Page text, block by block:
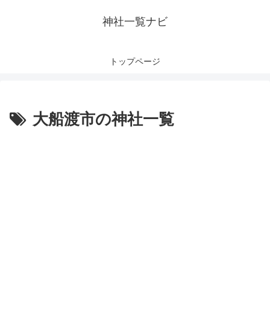
神社一覧ナビ
トップページ
大船渡市の神社一覧